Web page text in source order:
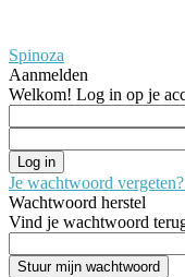
Spinoza
Aanmelden
Welkom! Log in op je
Je wachtwoord
Wachtwoord herstel
Vind je wachtwoord